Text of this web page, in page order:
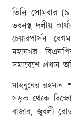
তিনি সোমবার (৯
ভবনস্থ দলীয়
চেয়ারপার্সন
মহানগর
সমাবেশে প্রধান
মাহবুবের রহমান
সড়ক থেকে
বাজার, জুবলী